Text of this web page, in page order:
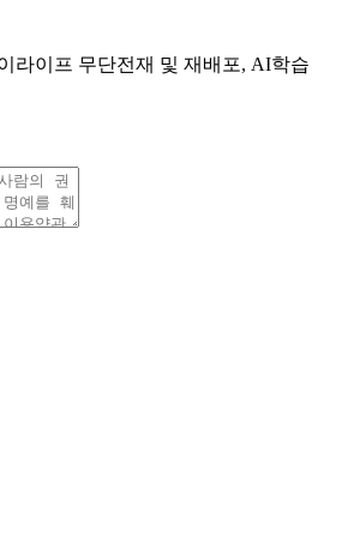
라이프 무단전재 및 재배포, AI학습